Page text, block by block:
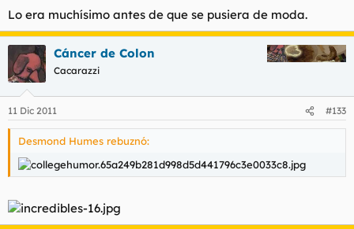
Lo era muchísimo antes de que se pusiera de moda.
Cáncer de Colon
Cacarazzi
11 Dic 2011 #133
Desmond Humes rebuznó: